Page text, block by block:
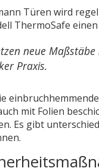
Türen wird
ThermoSafe
neue
Praxis.
mit Folien
Es gibt